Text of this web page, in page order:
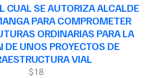
CUAL SE AUTORIZA ALCALDE
PARA COMPROMETER
ORDINARIAS PARA LA
DE UNOS PROYECTOS DE
VIAL
$18